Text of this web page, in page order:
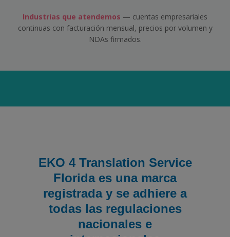
Industrias que atendemos — cuentas empresariales
continuas con facturación mensual, precios por volumen y
NDAs firmados.
EKO 4 Translation Service
Florida es una marca
registrada y se adhiere a
todas las regulaciones
nacionales e